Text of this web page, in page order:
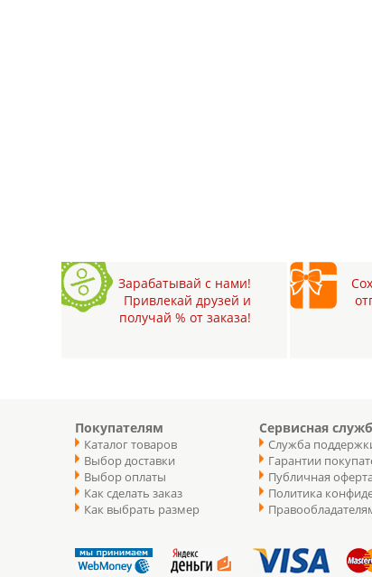
Зарабатывай с нами!
Привлекай друзей и
получай % от заказа!
Покупателям
Каталог товаров
Выбор доставки
Выбор оплаты
Как сделать заказ
Как выбрать размер
Сервисная
Служба
Гарантии
Публичная
Политика